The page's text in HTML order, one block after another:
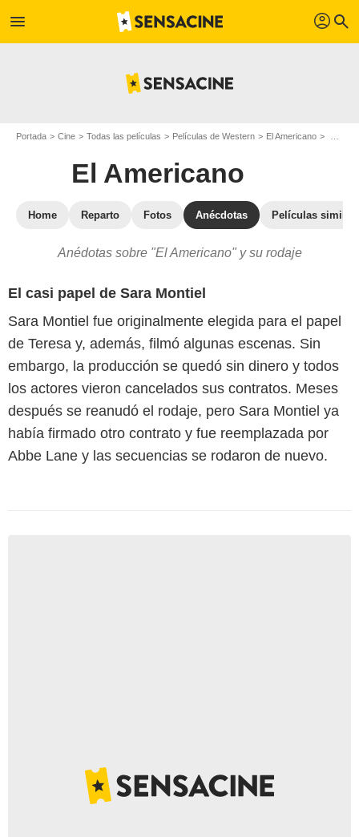
menu profil search
Portada Cine Todas las películas Películas de Western El Americano
El Americano
Home Reparto Fotos Anécdotas Películas
Anédotas sobre "El Americano" y su rodaje
El casi papel de Sara Montiel
Sara Montiel fue originalmente elegida para el papel
de Teresa y, además, filmó algunas escenas. Sin
embargo, la producción se quedó sin dinero y todos
los actores vieron cancelados sus contratos. Meses
después se reanudó el rodaje, pero Sara Montiel ya
había firmado otro contrato y fue reemplazada por
Abbe Lane y las secuencias se rodaron de nuevo.